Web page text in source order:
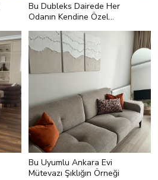
Bu Dubleks Dairede Her
Odanın Kendine Özel
Bu Uyumlu Ankara Evi
Mütevazı Şıklığın Örneği